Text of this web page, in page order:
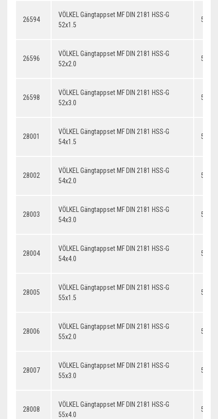
26594
VÖLKEL Gängtappset MF DIN 2181 HSS-G
52x1.5
26596
VÖLKEL Gängtappset MF DIN 2181 HSS-G
52x2.0
26598
VÖLKEL Gängtappset MF DIN 2181 HSS-G
52x3.0
28001
VÖLKEL Gängtappset MF DIN 2181 HSS-G
54x1.5
28002
VÖLKEL Gängtappset MF DIN 2181 HSS-G
54x2.0
28003
VÖLKEL Gängtappset MF DIN 2181 HSS-G
54x3.0
28004
VÖLKEL Gängtappset MF DIN 2181 HSS-G
54x4.0
28005
VÖLKEL Gängtappset MF DIN 2181 HSS-G
55x1.5
28006
VÖLKEL Gängtappset MF DIN 2181 HSS-G
55x2.0
28007
VÖLKEL Gängtappset MF DIN 2181 HSS-G
55x3.0
28008
VÖLKEL Gängtappset MF DIN 2181 HSS-G
55x4.0